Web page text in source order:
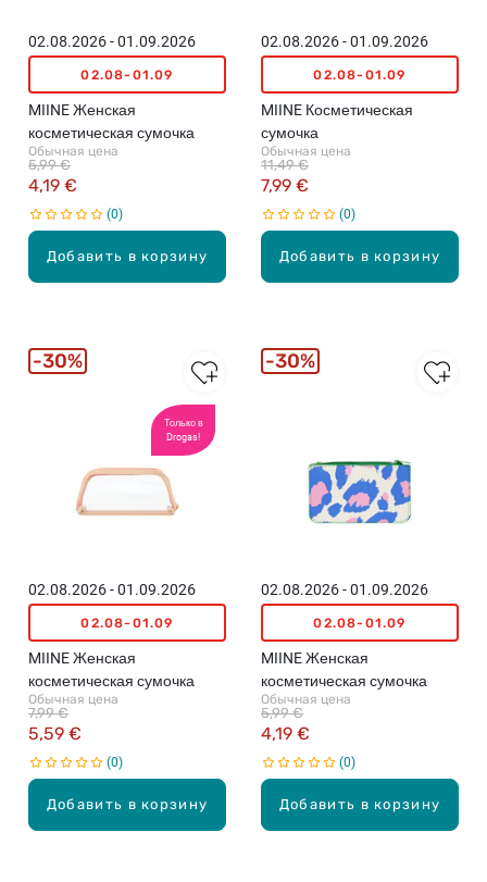
Добавить в корзину
02.08.2026 - 01.09.2026
02.08-01.09
MIINE Женская
косметическая сумочка
Обычная цена
4,19 €
5,99 €
0
Добавить в корзину
02.08.2026 - 01.09.2026
02.08-01.09
MIINE Косметическая
сумочка
Обычная цена
7,99 €
11,49 €
0
Только в
Drogas!
Добавить в корзину
02.08.2026 - 01.09.2026
02.08-01.09
MIINE Женская
косметическая сумочка
Обычная цена
5,59 €
7,99 €
0
30%
Добавить в корзину
02.08.2026 - 01.09.2026
02.08-01.09
MIINE Женская
косметическая сумочка
Обычная цена
4,19 €
5,99 €
0
30%